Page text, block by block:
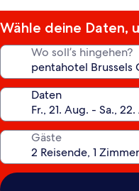
Wähle deine Daten,
Wo soll’s hingehen?
Daten
Gäste